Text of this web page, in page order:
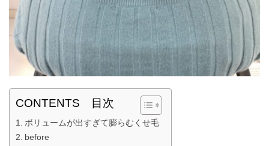
CONTENTS 目次
ボリュームが出すぎて膨らむくせ毛
before